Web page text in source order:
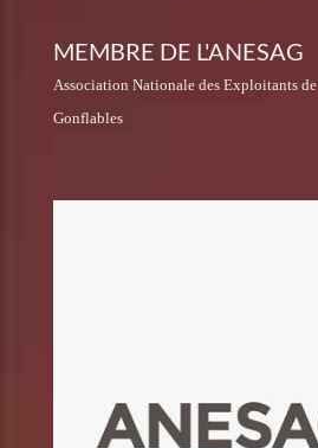
MEMBRE DE L'ANESAG
Association Nationale des Exploitants
Gonflables